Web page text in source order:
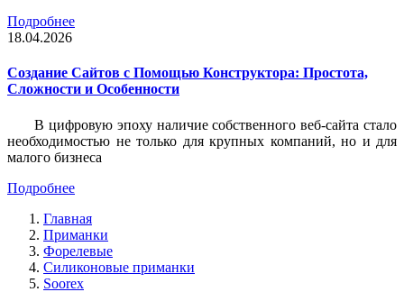
Подробнее
18.04.2026
Создание Сайтов с Помощью Конструктора: Простота,
Сложности и Особенности
В цифровую эпоху наличие собственного веб-сайта стало
необходимостью не только для крупных компаний, но и для
малого бизнеса
Подробнее
Главная
Приманки
Форелевые
Силиконовые приманки
Soorex